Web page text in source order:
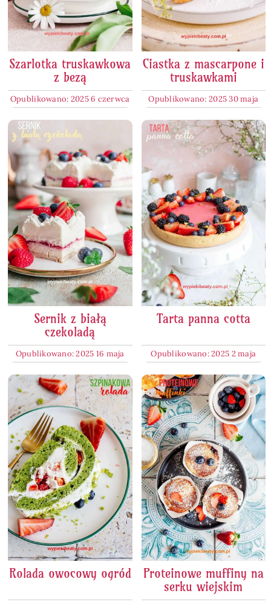
Szarlotka truskawkowa
z bezą
Opublikowano: 2025 6 czerwca
Ciastka z mascarpone i
truskawkami
Opublikowano: 2025 30 maja
Sernik z białą
czekoladą
Opublikowano: 2025 16 maja
Tarta panna cotta
Opublikowano: 2025 2 maja
Rolada owocowy ogród
Proteinowe muffiny na
serku wiejskim